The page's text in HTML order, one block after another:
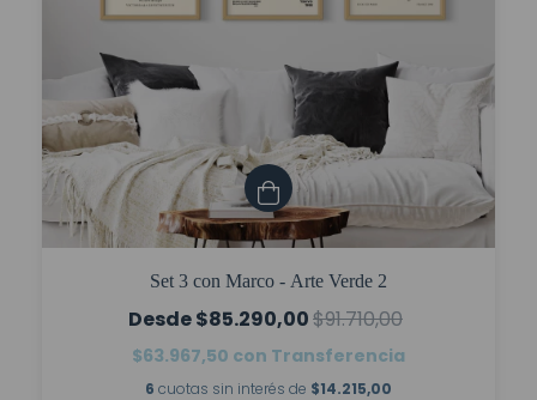
Set 3 con Marco - Arte Verde 2
$85.290,00$91.710,00
$63.967,50 con Transferencia
6 cuotas sin interés de $14.215,00